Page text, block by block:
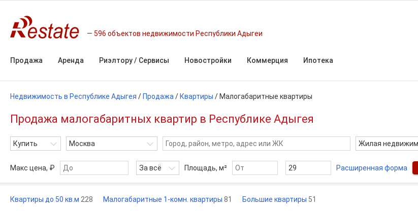
596 объектов недвижимости Республики Адыгеи
Продажа Аренда Риэлтору / Сервисы Новостройки Коммерция Ипотека
Недвижимость в Республике Адыгея / Продажа / Квартиры / Малогабаритные квартиры
Продажа малогабаритных квартир в Республике Адыгея
Купить Москва Жилая
Макс цена, ₽ За всё Площадь, м² Расширенная форма
Квартиры до 50 кв.м 228 Малогабаритные 1-комн. квартиры 81 Большие квартиры 51